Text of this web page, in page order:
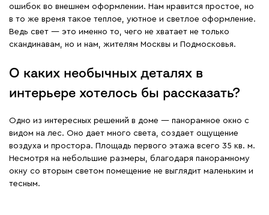
ошибок во внешнем оформлении. Нам нравится простое, но
в то же время такое теплое, уютное и светлое оформление.
Ведь свет — это именно то, чего не хватает не только
скандинавам, но и нам, жителям Москвы и Подмосковья.
О каких необычных деталях в
интерьере хотелось бы рассказать?
Одно из интересных решений в доме — панорамное окно с
видом на лес. Оно дает много света, создает ощущение
воздуха и простора. Площадь первого этажа всего 35 кв. м.
Несмотря на небольшие размеры, благодаря панорамному
окну со вторым светом помещение не выглядит маленьким и
тесным.